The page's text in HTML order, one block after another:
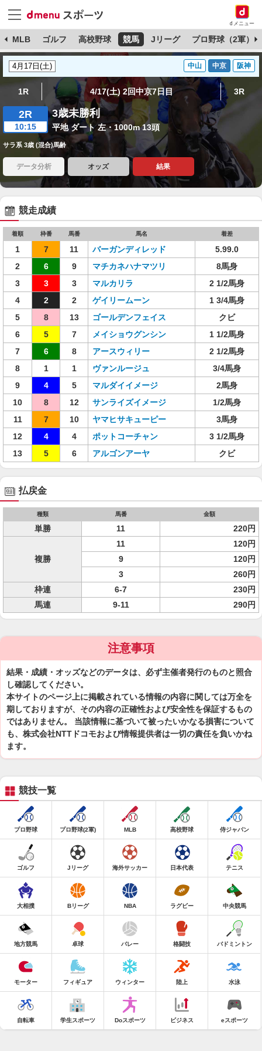
dメニュー
MLB ゴルフ 高校野球 競馬 Jリーグ プロ野球（2軍）
中山 中京 阪神
1R 4/17(土) 2回中京7日目 3R
2R
10:15
3歳未勝利
平地 ダート 左・1000m 13頭
サラ系 3歳 (混合)馬齢
データ分析 オッズ 結果
競走成績
着順 枠番 馬番 馬名 着差
1 7 11 バーガンディレッド
5.99.0
2
6 9 マチカネハナマツリ
8馬身
3
3 3 マルカリラ
2 1/2馬身
4
2 2 ゲイリームーン
1 3/4馬身
5
8 13 ゴールデンフェイス
クビ
6
5 7 メイショウグンシン
1 1/2馬身
7
6 8 アースウィリー
2 1/2馬身
8
1 1 ヴァンルージュ
3/4馬身
9
4 5 マルダイイメージ
2馬身
10
8 12 サンライズイメージ
1/2馬身
11
7 10 ヤマヒサキューピー
3馬身
12
4 4 ポットコーチャン
3 1/2馬身
13
5 6 アルゴンアーヤ クビ
払戻金
種類 馬番 金額
単勝 11 220円
複勝
11
120円
9
120円
3
260円
枠連
6-7
230円
馬連
9-11 290円
注意事項
結果・成績・オッズなどのデータは、必ず主催者発行のものと照合
し確認してください。
本サイトのページ上に掲載されている情報の内容に関しては万全を
期しておりますが、その内容の正確性および安全性を保証するもの
ではありません。 当該情報に基づいて被ったいかなる損害について
も、株式会社NTTドコモおよび情報提供者は一切の責任を負いかね
ます。
競技一覧
プロ野球 プロ野球(2軍) MLB 高校野球 侍ジャパン
ゴルフ Jリーグ 海外サッカー 日本代表 テニス
大相撲 Bリーグ NBA ラグビー 中央競馬
地方競馬 卓球 バレー 格闘技 バドミントン
モーター フィギュア ウィンター 陸上 水泳
自転車 学生スポーツ Doスポーツ ビジネス eスポーツ